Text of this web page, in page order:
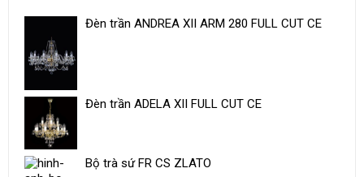
Đèn trần ANDREA XII ARM 280 FULL CUT CE
Đèn trần ADELA XII FULL CUT CE
Bộ trà sứ ​FR CS ZLATO